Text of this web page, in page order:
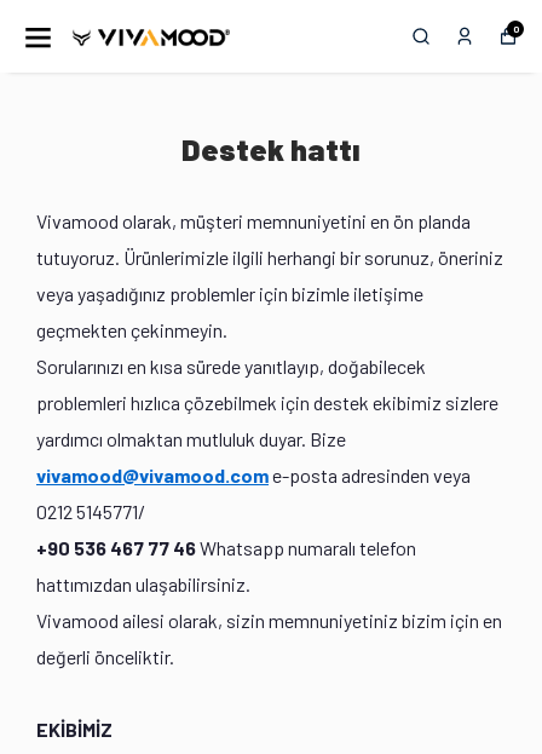
0
Destek hattı
Vivamood olarak, müşteri memnuniyetini en ön planda
tutuyoruz. Ürünlerimizle ilgili herhangi bir sorunuz, öneriniz
veya yaşadığınız problemler için bizimle iletişime
geçmekten çekinmeyin.
Sorularınızı en kısa sürede yanıtlayıp, doğabilecek
problemleri hızlıca çözebilmek için destek ekibimiz sizlere
yardımcı olmaktan mutluluk duyar. Bize
vivamood@vivamood.come-posta adresinden veya
0212 5145771/
+90 536 467 77 46Whatsapp numaralı telefon
hattımızdan ulaşabilirsiniz.
Vivamood ailesi olarak, sizin memnuniyetiniz bizim için en
değerli önceliktir.
EKİBİMİZ